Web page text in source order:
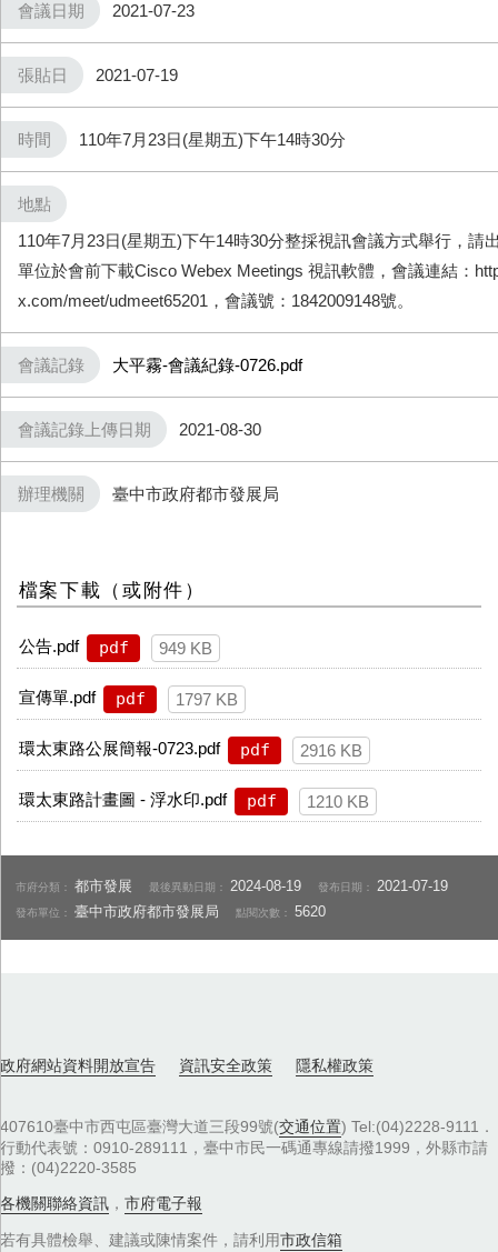
會議日期 2021-07-23
張貼日 2021-07-19
時間 110年7月23日(星期五)下午14時30分
地點
110年7月23日(星期五)下午14時30分整採視訊會議方式舉行，請
單位於會前下載Cisco Webex Meetings 視訊軟體，會議連結：
x.com/meet/udmeet65201，會議號：1842009148號。
會議記錄 大平霧-會議紀錄-0726.pdf
會議記錄上傳日期 2021-08-30
辦理機關 臺中市政府都市發展局
檔案下載（或附件）
公告.pdf pdf 949 KB
宣傳單.pdf pdf 1797 KB
環太東路公展簡報-0723.pdf pdf 2916 KB
環太東路計畫圖 - 浮水印.pdf pdf 1210 KB
市府分類：都市發展 最後異動日期： 2024-08-19 發布日期： 2021-07-19
發布單位：臺中市政府都市發展局 點閱次數：5620
政府網站資料開放宣告 資訊安全政策 隱私權政策
407610臺中市西屯區臺灣大道三段99號(交通位置) Tel:(04)2228-9111．
行動代表號：0910-289111，臺中市民一碼通專線請撥1999，外縣市請
撥：(04)2220-3585
各機關聯絡資訊 ， 市府電子報
若有具體檢舉、建議或陳情案件，請利用市政信箱